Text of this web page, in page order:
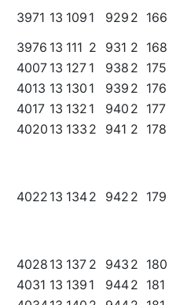
3971 13 109 1 929 2 166
3976 13 111 2 931 2 168
4007 13 127 1 938 2 175
4013 13 130 1 939 2 176
4017 13 132 1 940 2 177
4020 13 133 2 941 2 178
4022 13 1342 942 2 179
4028 13 137 2 943 2 180
4031 13 139 1 9442 181